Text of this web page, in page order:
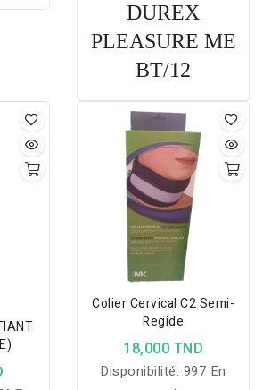
DUREX
PLEASURE ME
BT/12
Colier Cervical C2 Semi-
Regide
18,000 TND
Disponibilité: 997 En